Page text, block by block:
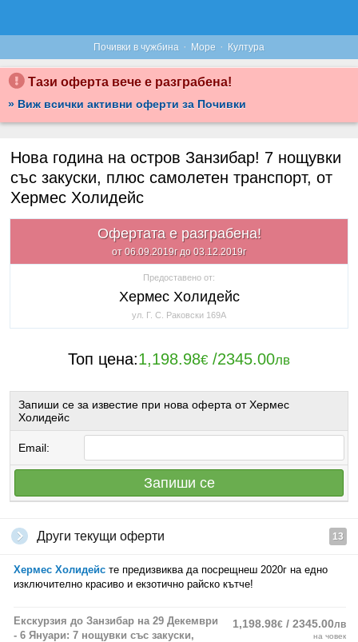
Почивки в чужбина · Море · Култура
Тази оферта вече е разграбена!
» Виж всички активни оферти за Почивки
Нова година на остров Занзибар! 7 нощувки
със закуски, плюс самолетен транспорт, от
Хермес Холидейс
Офертата е разграбена!
от 06.09.2019г до 03.12.2019г
Предоставено от:
Хермес Холидейс
ул. Г. С. Раковски 169А
Топ цена:1,198.98€ /2345.00лв
Запиши се за известие при нова оферта от Хермес
Холидейс
Email:
Запиши се
Други текущи оферти 13
Хермес Холидейс те предизвиква да посрещнеш 2020г на едно
изключително красиво и екзотично райско кътче!
Екскурзия до Занзибар на 29 Декември
- 6 Януари: 7 нощувки със закуски,
1,198.98€ / 2345.00лв
на човек